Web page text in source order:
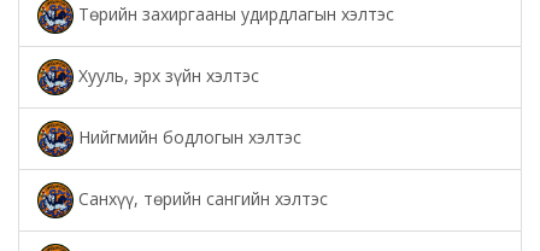
Төрийн захиргааны удирдлагын хэлтэс
Хууль, эрх зүйн хэлтэс
Нийгмийн бодлогын хэлтэс
Санхүү, төрийн сангийн хэлтэс